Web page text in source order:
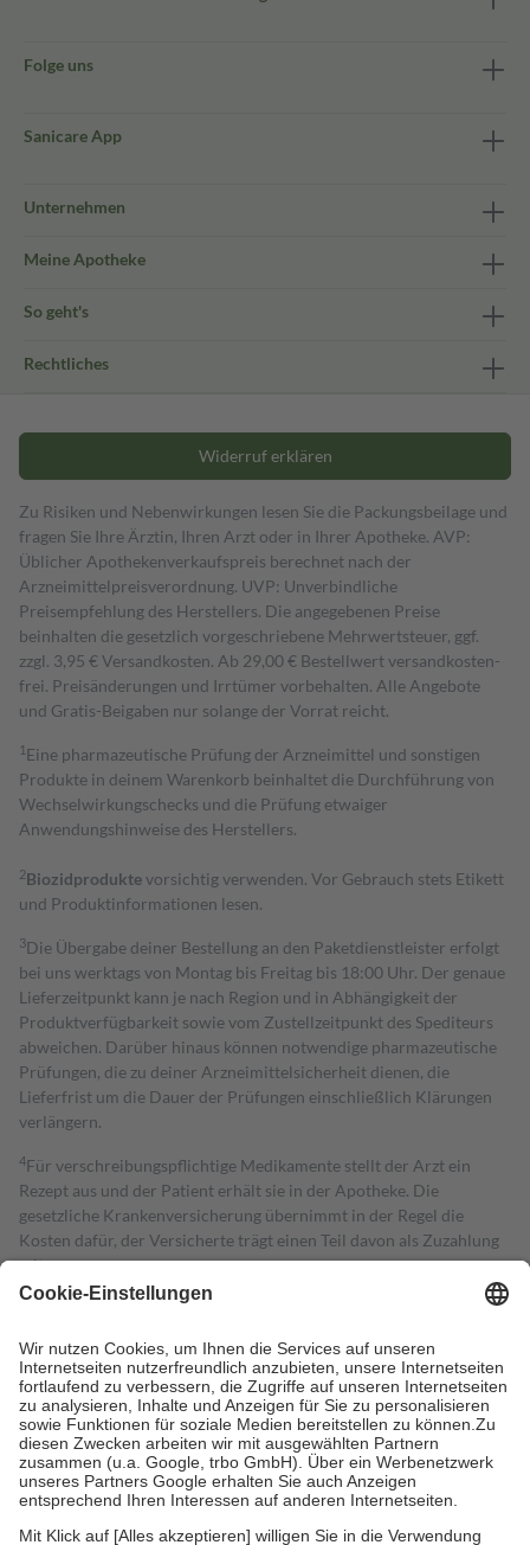
Folge uns
Sanicare App
Unternehmen
Meine Apotheke
So geht's
Rechtliches
Widerruf erklären
Zu Risiken und Nebenwirkungen lesen Sie die Packungsbeilage und
fragen Sie Ihre Ärztin, Ihren Arzt oder in Ihrer Apotheke. AVP:
Üblicher Apothekenverkaufspreis berechnet nach der
Arzneimittelpreisverordnung. UVP: Unverbindliche
Preisempfehlung des Herstellers. Die angegebenen Preise
beinhalten die gesetzlich vorgeschriebene Mehrwertsteuer, ggf.
zzgl. 3,95 € Versandkosten. Ab 29,00 € Bestell­wert versand­kosten­
frei. Preisänderungen und Irrtümer vorbehalten. Alle Angebote
und Gratis-Beigaben nur solange der Vorrat reicht.
1 Eine pharmazeutische Prüfung der Arzneimittel und sonstigen
Produkte in deinem Warenkorb beinhaltet die Durchführung von
Wechselwirkungschecks und die Prüfung etwaiger
Anwendungshinweise des Herstellers.
2Biozidproduktevorsichtig verwenden. Vor Gebrauch stets Etikett
und Produktinformationen lesen.
3Die Übergabe deiner Bestellung an den Paketdienstleister erfolgt
bei uns werktags von Montag bis Freitag bis 18:00 Uhr. Der genaue
Lieferzeitpunkt kann je nach Region und in Abhängigkeit der
Produktverfügbarkeit sowie vom Zustellzeitpunkt des Spediteurs
abweichen. Darüber hinaus können notwendige pharmazeutische
Prüfungen, die zu deiner Arzneimittelsicherheit dienen, die
Lieferfrist um die Dauer der Prüfungen einschließlich Klärungen
verlängern.
4Für verschreibungspflichtige Medikamente stellt der Arzt ein
Rezept aus und der Patient erhält sie in der Apotheke. Die
gesetzliche Krankenversicherung übernimmt in der Regel die
Kosten dafür, der Versicherte trägt einen Teil davon als Zuzahlung
mit.
Grundsätzlich leisten Mitglieder Zuzahlungen in Höhe von zehn
höchstens zehn Euro.
Es sind jedoch nie mehr als die tatsächlichen
Kosten der Leistung zu entrichten.
Diese Regeln gelten grundsätzlich auch für Online-Apotheken.
Bei Heilmitteln und häuslicher Krankenpflege beträgt die
Zuzahlung zehn Prozent der Kosten sowie zehn Euro je
Verordnung.
Um das Engagement der Versicherten für ihre eigene Gesundheit zu
stärken und die besondere Stellung der Familie zu unterstützen,
fallenkeine Zuzahlungenan bei: